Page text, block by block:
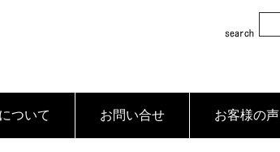
ついて お問い合せ お客様の声